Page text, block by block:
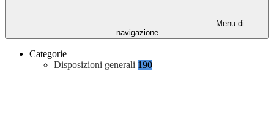
Menu di
navigazione
Categorie
Disposizioni generali 190